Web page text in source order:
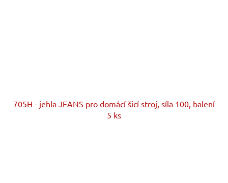
705H - jehla JEANS pro domácí šicí stroj, síla 100, balení
5 ks